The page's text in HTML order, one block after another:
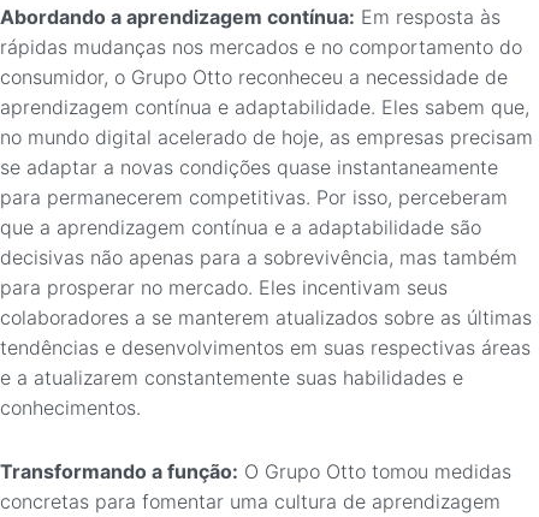
Abordando a aprendizagem contínua: Em resposta às
rápidas mudanças nos mercados e no comportamento do
consumidor, o Grupo Otto reconheceu a necessidade de
aprendizagem contínua e adaptabilidade. Eles sabem que,
no mundo digital acelerado de hoje, as empresas precisam
se adaptar a novas condições quase instantaneamente
para permanecerem competitivas. Por isso, perceberam
que a aprendizagem contínua e a adaptabilidade são
decisivas não apenas para a sobrevivência, mas também
para prosperar no mercado. Eles incentivam seus
colaboradores a se manterem atualizados sobre as últimas
tendências e desenvolvimentos em suas respectivas áreas
e a atualizarem constantemente suas habilidades e
conhecimentos.
Transformando a função: O Grupo Otto tomou medidas
concretas para fomentar uma cultura de aprendizagem